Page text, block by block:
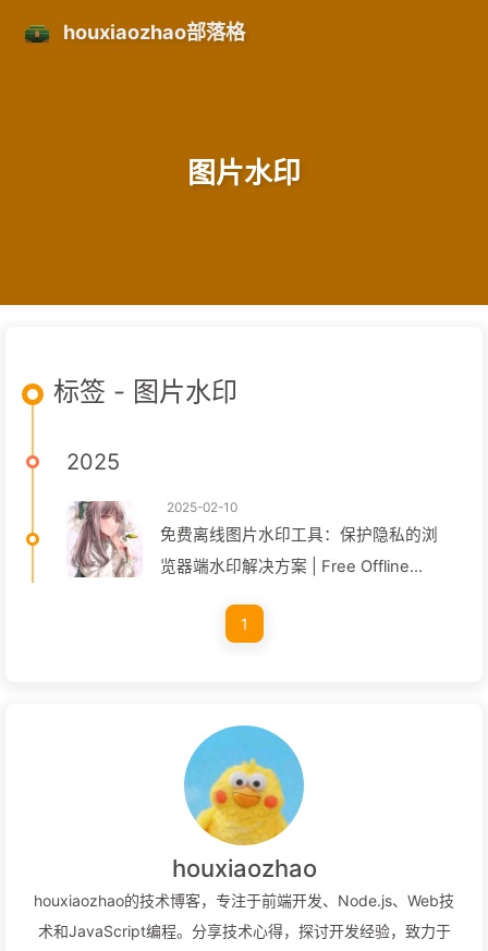
houxiaozhao部落格
图片水印
标签 - 图片水印
2025
2025-02-10
免费离线图片水印工具：保护隐私的浏
览器端水印解决方案 | Free Offline
1
houxiaozhao
houxiaozhao的技术博客，专注于前端开发、Node.js、Web技
术和JavaScript编程。分享技术心得，探讨开发经验，致力于